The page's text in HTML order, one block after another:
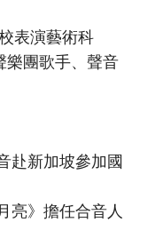
表演藝術科
樂團歌手、聲音
赴新加坡參加國
亮》擔任合音人